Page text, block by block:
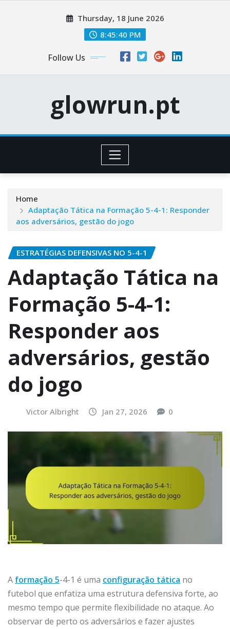
Thursday, 18 June 2026
8:45:41 PM
Follow Us
glowrun.pt
Home
Adaptação Tática na Formação 5-4-1: Responder
aos adversários, gestão do jogo
ESTRATÉGIAS DEFENSIVAS NO 5-4-1
Adaptação Tática na
Formação 5-4-1:
Responder aos
adversários, gestão
do jogo
Victor Albright Jan 27, 2026 0
A formação 5-4-1 é uma configuração tática no
futebol que enfatiza uma estrutura defensiva forte, ao
mesmo tempo que permite flexibilidade no ataque. Ao
observar de perto os adversários e fazer ajustes